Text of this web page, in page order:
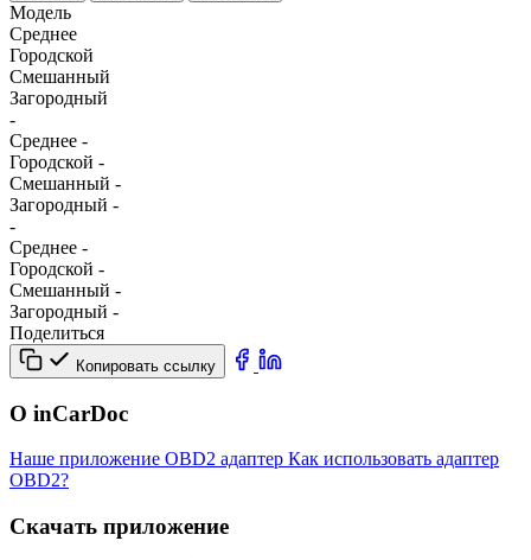
Модель
Среднее
Городской
Смешанный
Загородный
-
Среднее -
Городской -
Смешанный -
Загородный -
-
Среднее -
Городской -
Смешанный -
Загородный -
Поделиться
Копировать ссылку
О inCarDoc
Наше приложение OBD2 адаптер Как использовать адаптер
OBD2?
Скачать приложение